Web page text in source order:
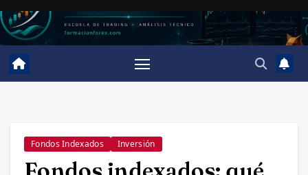
Saltar
al
contenido
Fondos Indexados Inversión